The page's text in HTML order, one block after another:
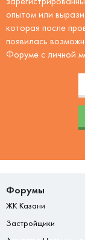
опытом или
которая после
появилась
Форуме с личной
Форумы
ЖК Казани
Застройщики